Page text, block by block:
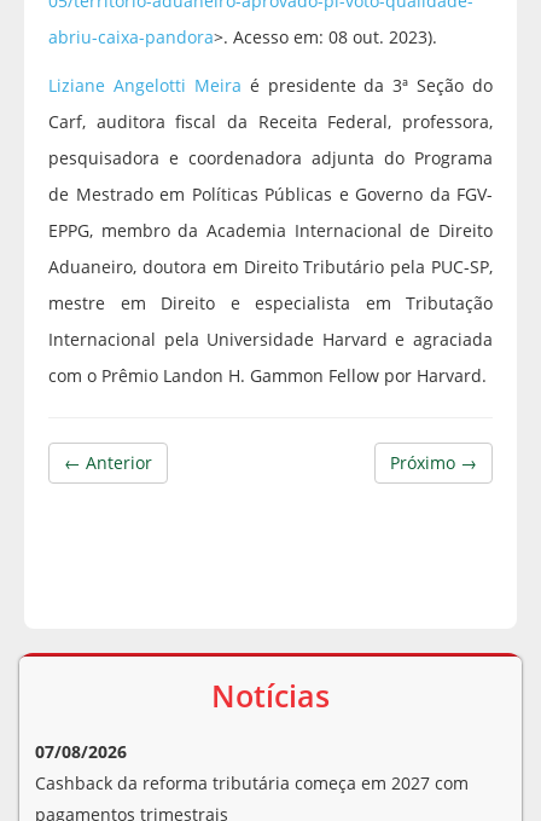
abriu-caixa-pandora>. Acesso em: 08 out. 2023).
Liziane Angelotti Meira é presidente da 3ª Seção do
Carf, auditora fiscal da Receita Federal, professora,
pesquisadora e coordenadora adjunta do Programa
de Mestrado em Políticas Públicas e Governo da FGV-
EPPG, membro da Academia Internacional de Direito
Aduaneiro, doutora em Direito Tributário pela PUC-SP,
mestre em Direito e especialista em Tributação
Internacional pela Universidade Harvard e agraciada
com o Prêmio Landon H. Gammon Fellow por Harvard.
Próximo →
← Anterior
Notícias
07/08/2026
Cashback da reforma tributária começa em 2027 com
pagamentos trimestrais